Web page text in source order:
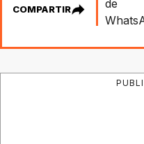
COMPARTIR